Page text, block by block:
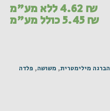
4.62₪ ללא מע"מ
5.45₪ כולל מע"מ
הברגה מילימטרית, משושה, פלדה